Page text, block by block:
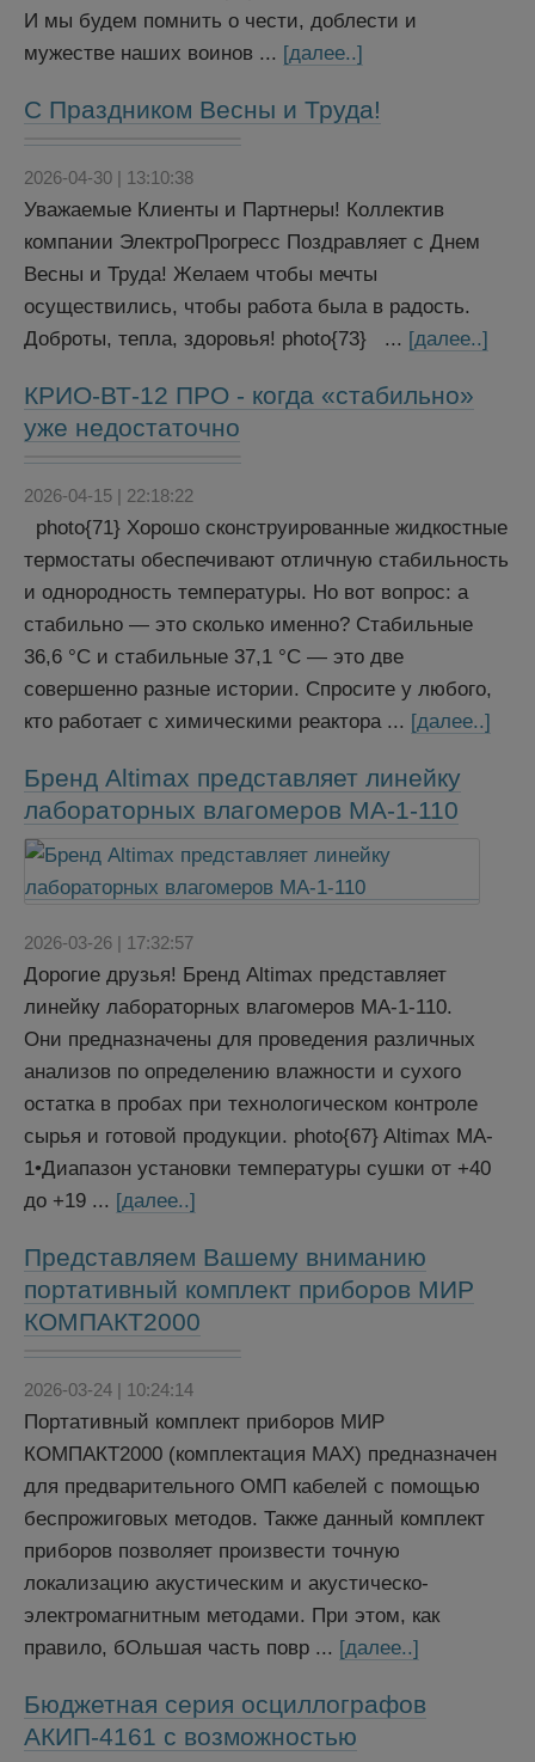
И мы будем помнить о чести, доблести и
мужестве наших воинов ... [далее..]
С Праздником Весны и Труда!
2026-04-30 | 13:10:38
Уважаемые Клиенты и Партнеры! Коллектив
компании ЭлектроПрогресс Поздравляет с Днем
Весны и Труда! Желаем чтобы мечты
осуществились, чтобы работа была в радость.
Доброты, тепла, здоровья! photo{73} ... [далее..]
КРИО-ВТ-12 ПРО - когда «стабильно»
уже недостаточно
2026-04-15 | 22:18:22
photo{71} Хорошо сконструированные жидкостные
термостаты обеспечивают отличную стабильность
и однородность температуры. Но вот вопрос: а
стабильно — это сколько именно? Стабильные
36,6 °C и стабильные 37,1 °C — это две
совершенно разные истории. Спросите у любого,
кто работает с химическими реактора ... [далее..]
Бренд Altimax представляет линейку
лабораторных влагомеров MA-1-110
2026-03-26 | 17:32:57
Дорогие друзья! Бренд Altimax представляет
линейку лабораторных влагомеров MA-1-110.
Они предназначены для проведения различных
анализов по определению влажности и сухого
остатка в пробах при технологическом контроле
сырья и готовой продукции. photo{67} Altimax MA-
1•Диапазон установки температуры сушки от +40
до +19 ... [далее..]
Представляем Вашему вниманию
портативный комплект приборов МИР
КОМПАКТ2000
2026-03-24 | 10:24:14
Портативный комплект приборов МИР
КОМПАКТ2000 (комплектация MAX) предназначен
для предварительного ОМП кабелей с помощью
беспрожиговых методов. Также данный комплект
приборов позволяет произвести точную
локализацию акустическим и акустическо-
электромагнитным методами. При этом, как
правило, бОльшая часть повр ... [далее..]
Бюджетная серия осциллографов
АКИП-4161 с возможностью